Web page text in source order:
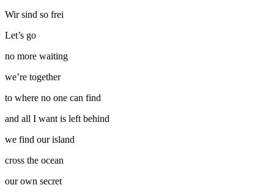
Wir sind so frei
Let’s go
no more waiting
we’re together
to where no one can find
and all I want is left behind
we find our island
cross the ocean
our own secret